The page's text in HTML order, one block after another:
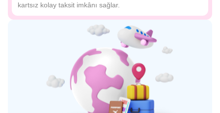
kartsız kolay taksit imkânı sağlar.